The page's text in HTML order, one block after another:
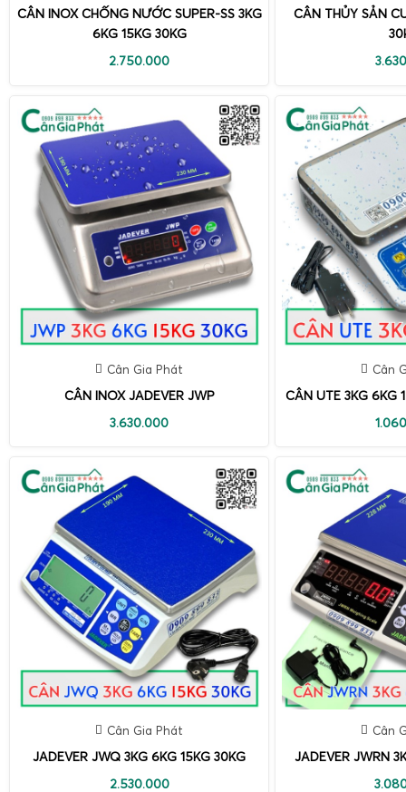
CÂN INOX CHỐNG NƯỚC SUPER-SS 3KG
6KG 15KG 30KG
2.750.000
CÂN THỦY SẢN
Cân Gia Phát
CÂN INOX JADEVER JWP
3.630.000
Cân
CÂN UTE 3KG 6KG
Cân Gia Phát
JADEVER JWQ 3KG 6KG 15KG 30KG
2.530.000
Cân
JADEVER JWRN